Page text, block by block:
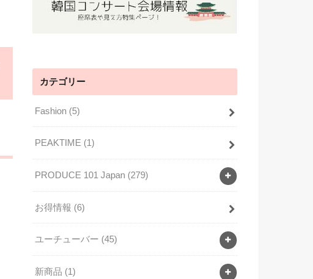
カテゴリー
Fashion (5)
PEAKTIME (1)
PRODUCE 101 Japan (279)
お得情報 (6)
ユーチューバー (45)
新商品 (1)